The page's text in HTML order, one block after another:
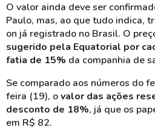
O valor ainda deve ser
Paulo, mas, ao que tudo indica,
on já registrado no Brasil. O
sugerido pela Equatorial por
fatia de 15% da companhia de
Se comparado aos números do
feira (19), ovalor das ações
desconto de 18%, já que os
em R$ 82.